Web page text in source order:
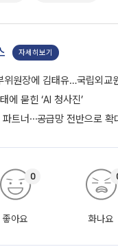
자세히보기
위원장에 김태유…국립외교
에 묻힌 ‘AI 청사진’
트너⋯공급망 전반으로 확
좋아요
0
화나요